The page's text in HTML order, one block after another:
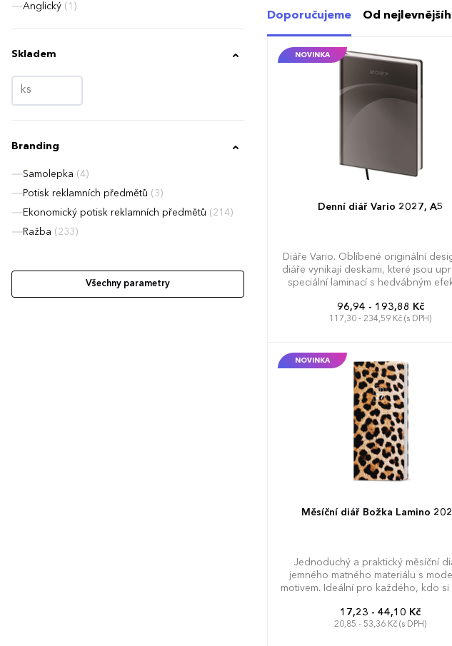
Anglický (1)
Skladem
Branding
Samolepka (4)
Potisk reklamních předmětů (3)
Ekonomický potisk reklamních předmětů (214)
Ražba (233)
Všechny parametry
Doporučujeme Od
NOVINKA
Denní diář Vario 2027, A5
Diáře Vario. Oblíbené originální
diáře vynikají deskami, které jsou
speciální laminací s hedvábným
Doporučujeme tamponový tisk.
obsahuje: osobní údaje, plánovač
Slovenské republiky, mezinárodní
roční výhled, denní layout, adresář,
Evropy a České a Slovenské
96,94 - 193,88 Kč
117,30 - 234,59 Kč (s DPH)
NOVINKA
Měsíční diář Božka Lamino
Jednoduchý a praktický měsíční
jemného matného materiálu s
motivem. Ideální pro každého, kdo si
17,23 - 44,10 Kč
20,85 - 53,36 Kč (s DPH)